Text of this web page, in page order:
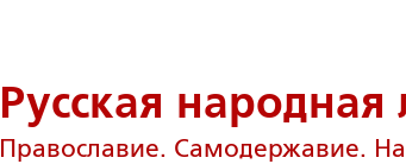
Русская народная
Православие. Самодержавие.